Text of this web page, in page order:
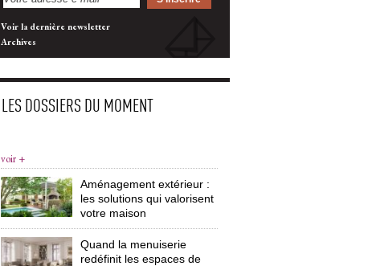
Voir la dernière newsletter
Archives
LES DOSSIERS DU MOMENT
voir +
Aménagement extérieur :
les solutions qui valorisent
votre maison
Quand la menuiserie
redéfinit les espaces de